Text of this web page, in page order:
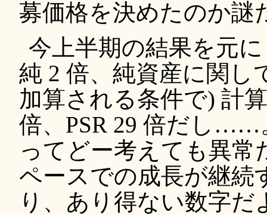
募価格を決めたのか謎
今上半期の結果を元
純 2 倍、純資産に関し
加算される条件で) 計
倍、PSR 29 倍だし……
ってどー考えても異常
ペースでの成長が継続
り、あり得ない数字だ